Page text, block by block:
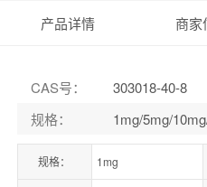
产品详情 商家
CAS号：
303018-40-8
规格： 1mg/5mg/
规格： 1mg